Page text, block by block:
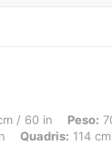
Peso: 70 kg / 154
/ 60 in Peso:
Quadris: 114